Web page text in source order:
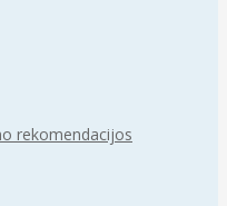
rekomendacijos